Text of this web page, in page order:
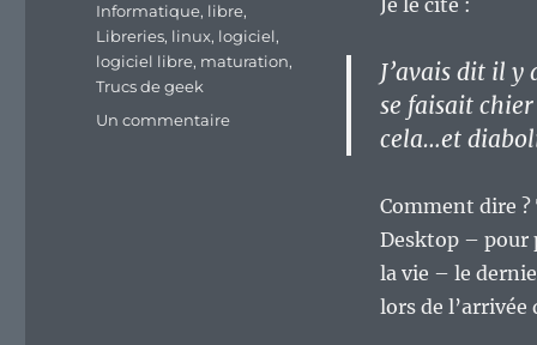
Je le cite :
J’avais dit il y
se faisait
cela…et
Comment dire
Desktop – pour
la vie – le
lors de l’arrivée
Informatique, libre,
Libreries, linux, logiciel,
logiciel libre, maturation,
Trucs de geek
Un commentairesur